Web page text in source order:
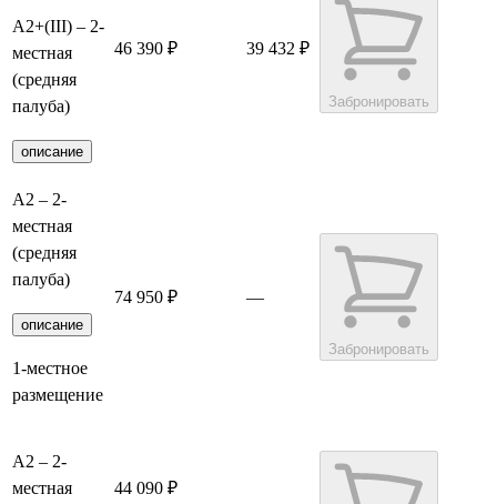
А2+(III) – 2-
местная
(средняя
палуба)
описание
46 390 ₽ 39 432 ₽
Забронировать
А2 – 2-
местная
(средняя
палуба)
описание
1-местное
размещение
74 950 ₽ —
Забронировать
А2 – 2-
местная
44 090 ₽